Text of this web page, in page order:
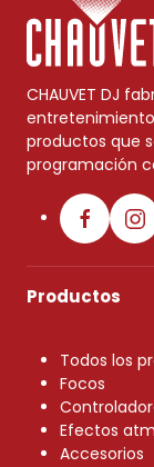
CHAUVET DJ
productos que
programación
Productos
Todos los
Focos
Efectos
Accesorios